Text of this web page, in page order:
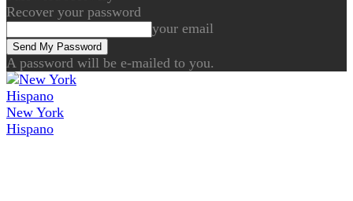
Recover your password
your email
A password will be e-mailed to you.
New York
Hispano